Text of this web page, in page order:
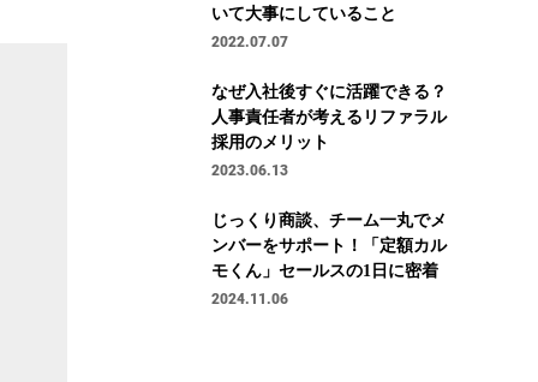
いて大事にしていること
2022.07.07
なぜ入社後すぐに活躍できる？
人事責任者が考えるリファラル
採用のメリット
2023.06.13
じっくり商談、チーム一丸でメ
ンバーをサポート！「定額カル
モくん」セールスの1日に密着
2024.11.06